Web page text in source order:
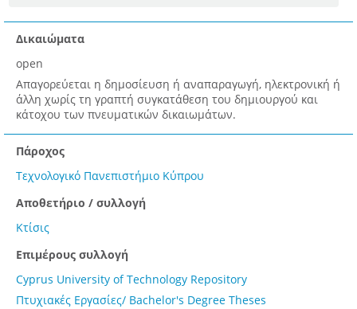
Δικαιώματα
open
Απαγορεύεται η δημοσίευση ή αναπαραγωγή, ηλεκτρονική ή
άλλη χωρίς τη γραπτή συγκατάθεση του δημιουργού και
κάτοχου των πνευματικών δικαιωμάτων.
Πάροχος
Τεχνολογικό Πανεπιστήμιο Κύπρου
Αποθετήριο / συλλογή
Κτίσις
Επιμέρους συλλογή
Cyprus University of Technology Repository
Πτυχιακές Εργασίες/ Bachelor's Degree Theses